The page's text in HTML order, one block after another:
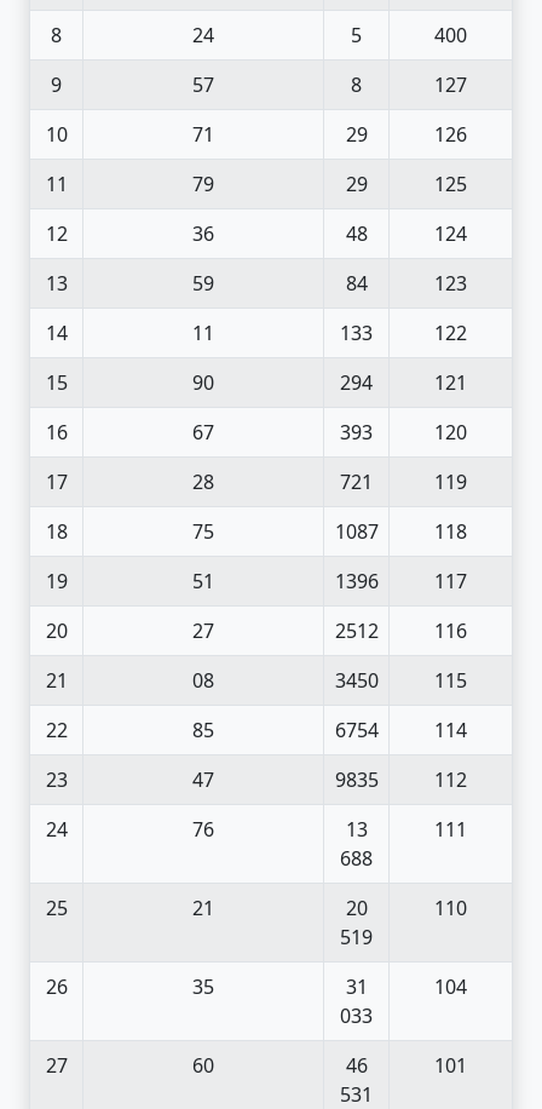
8
24 5
400
9
57 8
127
10
71 29
126
11
79 29
125
12
36 48
124
13
59 84
123
14
11 133
122
15
90 294
121
16
67 393
120
17
28 721
119
18
75 1087
118
19
51 1396
117
20
27 2512
116
21
08 3450
115
22
85 6754
114
23
47 9835
112
24
76
13
688
111
25 21
20
519
110
26 35
31
033
104
27 60
46
531
101